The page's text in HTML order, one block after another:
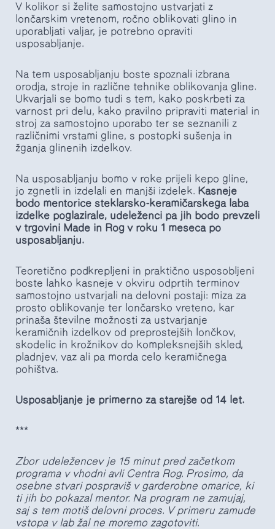
V kolikor si želite samostojno ustvarjati z
lončarskim vretenom, ročno oblikovati glino in
uporabljati valjar, je potrebno opraviti
usposabljanje.
Na tem usposabljanju boste spoznali izbrana
orodja, stroje in različne tehnike oblikovanja gline.
Ukvarjali se bomo tudi s tem, kako poskrbeti za
varnost pri delu, kako pravilno pripraviti material in
stroj za samostojno uporabo ter se seznanili z
različnimi vrstami gline, s postopki sušenja in
žganja glinenih izdelkov.
Na usposabljanju bomo v roke prijeli kepo gline,
jo zgnetli in izdelali en manjši izdelek. Kasneje
bodo mentorice steklarsko-keramičarskega laba
izdelke poglazirale, udeleženci pa jih bodo prevzeli
v trgovini Made in Rog v roku 1 meseca po
usposabljanju.
Teoretično podkrepljeni in praktično usposobljeni
boste lahko kasneje v okviru odprtih terminov
samostojno ustvarjali na delovni postaji: miza za
prosto oblikovanje ter lončarsko vreteno, kar
prinaša številne možnosti za ustvarjanje
keramičnih izdelkov od preprostejših lončkov,
skodelic in krožnikov do kompleksnejših skled,
pladnjev, vaz ali pa morda celo keramičnega
pohištva.
Usposabljanje je primerno za starejše od 14 let.
***
Zbor udeležencev je 15 minut pred začetkom
programa v vhodni avli Centra Rog. Prosimo, da
osebne stvari pospraviš v garderobne omarice, ki
ti jih bo pokazal mentor. Na program ne zamujaj,
saj s tem motiš delovni proces. V primeru zamude
vstopa v lab žal ne moremo zagotoviti.